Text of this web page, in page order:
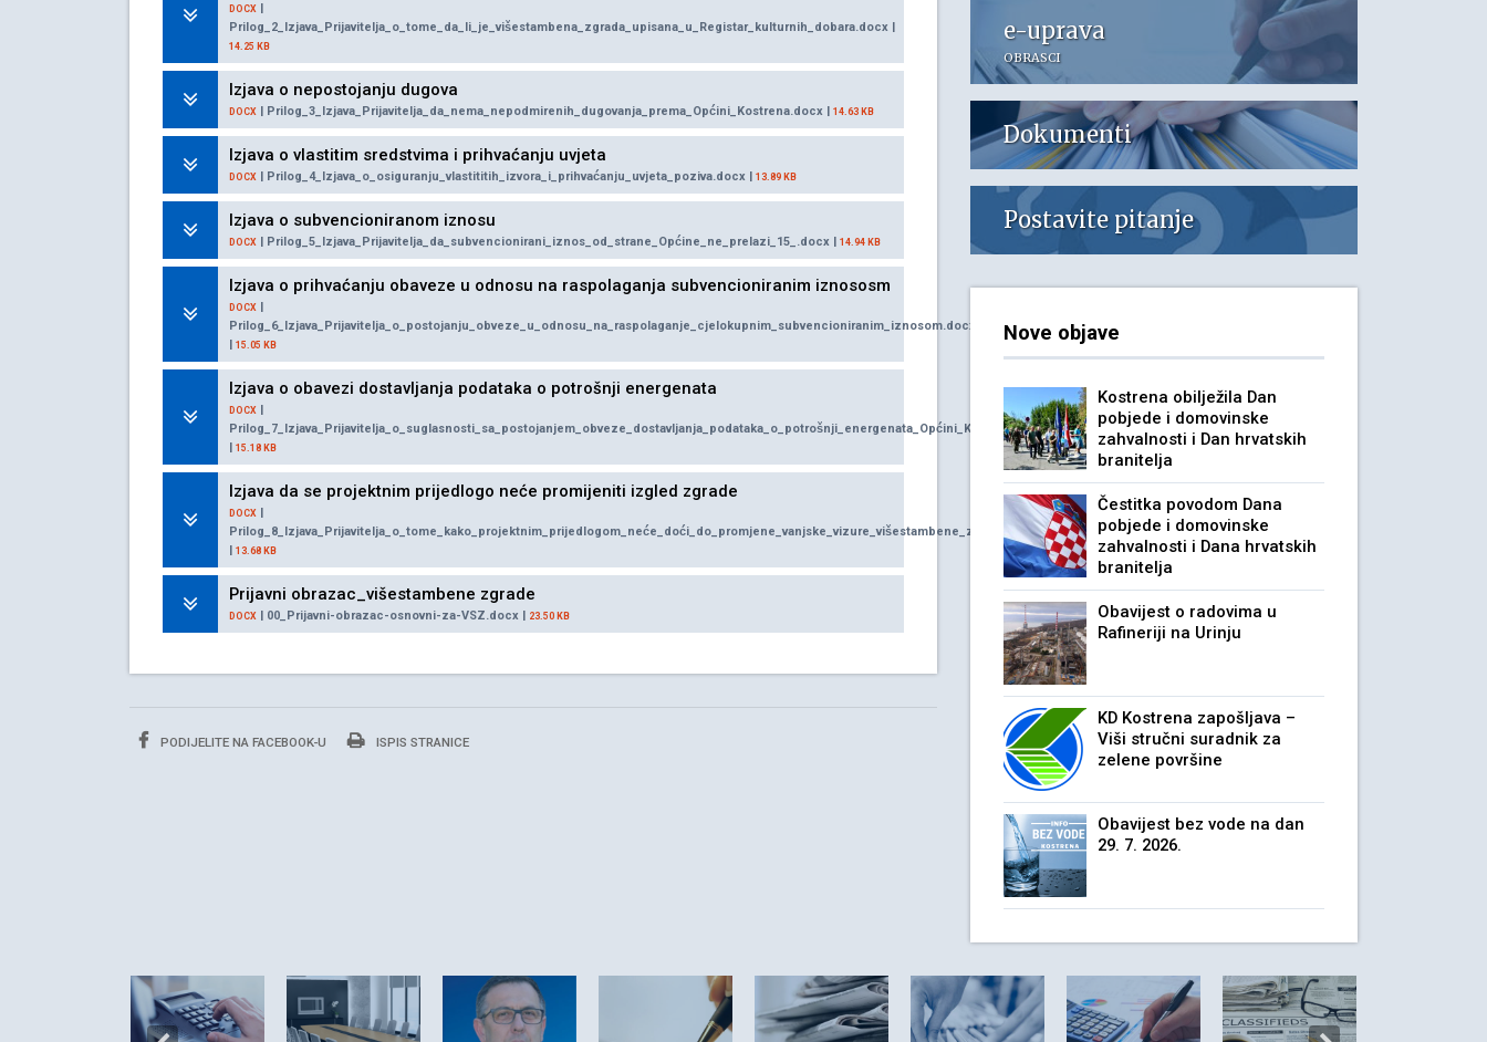
DOCX |
Prilog_2_Izjava_Prijavitelja_o_tome_da_li_je_višestambena_zgrada_upisana_u_Registar_kulturnih_dobara.docx |
14.25 KB
Izjava o nepostojanju dugova
DOCX | Prilog_3_Izjava_Prijavitelja_da_nema_nepodmirenih_dugovanja_prema_Općini_Kostrena.docx | 14.63 KB
Izjava o vlastitim sredstvima i prihvaćanju uvjeta
DOCX | Prilog_4_Izjava_o_osiguranju_vlastititih_izvora_i_prihvaćanju_uvjeta_poziva.docx | 13.89 KB
Izjava o subvencioniranom iznosu
DOCX | Prilog_5_Izjava_Prijavitelja_da_subvencionirani_iznos_od_strane_Općine_ne_prelazi_15_.docx | 14.94 KB
Izjava o prihvaćanju obaveze u odnosu na raspolaganja subvencioniranim iznososm
DOCX |
Prilog_6_Izjava_Prijavitelja_o_postojanju_obveze_u_odnosu_na_raspolaganje_cjelokupnim_subvencioniranim_iznosom.docx
| 15.05 KB
Izjava o obavezi dostavljanja podataka o potrošnji energenata
DOCX |
Prilog_7_Izjava_Prijavitelja_o_suglasnosti_sa_postojanjem_obveze_dostavljanja_podataka_o_potrošnji_energenata_Općini_Kostrena.docx
| 15.18 KB
Izjava da se projektnim prijedlogo neće promijeniti izgled zgrade
DOCX |
Prilog_8_Izjava_Prijavitelja_o_tome_kako_projektnim_prijedlogom_neće_doći_do_promjene_vanjske_vizure_višestambene_zgrade.docx
| 13.68 KB
Prijavni obrazac_višestambene zgrade
DOCX | 00_Prijavni-obrazac-osnovni-za-VSZ.docx | 23.50 KB
PODIJELITE NA FACEBOOK-U ISPIS STRANICE
e-uprava
OBRASCI
Dokumenti
Postavite pitanje
Nove objave
Kostrena obilježila Dan
pobjede i domovinske
zahvalnosti i Dan hrvatskih
branitelja
Čestitka povodom Dana
pobjede i domovinske
zahvalnosti i Dana hrvatskih
branitelja
Obavijest o radovima u
Rafineriji na Urinju
KD Kostrena zapošljava –
Viši stručni suradnik za
zelene površine
Obavijest bez vode na dan
29. 7. 2026.